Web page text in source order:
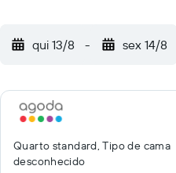
que está a 14 km da
qui 13/8 - sex 14/8
Quarto standard, Tipo de cama
desconhecido